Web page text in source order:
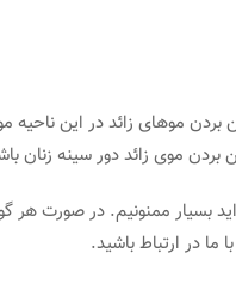
موهای زائد در این ناحیه
بردن موی زائد دور سینه زنان
اید بسیار ممنونیم. در صورت
ما در ارتباط باشید.